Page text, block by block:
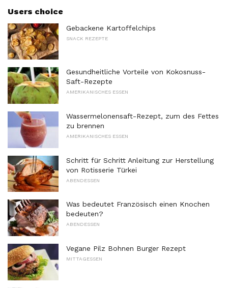
Users choice
Gebackene Kartoffelchips
SNACK REZEPTE
Gesundheitliche Vorteile von Kokosnuss-
Saft-Rezepte
AMERIKANISCHES ESSEN
Wassermelonensaft-Rezept, zum des Fettes
zu brennen
AMERIKANISCHES ESSEN
Schritt für Schritt Anleitung zur Herstellung
von Rotisserie Türkei
ABENDESSEN
Was bedeutet Französisch einen Knochen
bedeuten?
ABENDESSEN
Vegane Pilz Bohnen Burger Rezept
MITTAGESSEN